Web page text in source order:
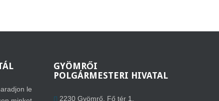
le
GYÖMRŐI
POLGÁRMESTERI HIVATAL
2230 Gyömrő, Fő tér 1.